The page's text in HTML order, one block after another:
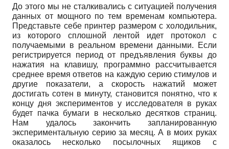
До этого мы не сталкивались с ситуацией получения
данных от мощного по тем временам компьютера.
Представьте себе принтер размером с холодильник,
из которого сплошной лентой идет протокол с
получаемыми в реальном времени данными. Если
регистрируется период от предъявления буквы до
нажатия на клавишу, программно рассчитывается
среднее время ответов на каждую серию стимулов и
другие показатели, а скорость нажатий может
достигать сотен в минуту, становится понятно, что к
концу дня экспериментов у исследователя в руках
будет пачка бумаги в несколько десятков страниц.
Нам удалось закончить запланированную
экспериментальную серию за месяц. А в моих руках
оказалось несколько посылочных ящиков с